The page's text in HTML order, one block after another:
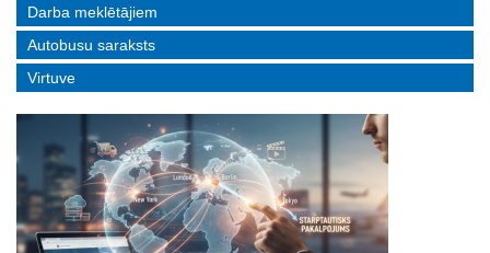
Darba meklētājiem
Autobusu saraksts
Virtuve